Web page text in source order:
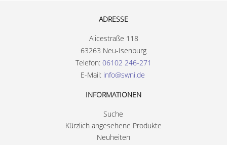
ADRESSE
Alicestraße 118
63263 Neu-Isenburg
Telefon: 06102 246-271
E-Mail: info@swni.de
INFORMATIONEN
Suche
Kürzlich angesehene Produkte
Neuheiten